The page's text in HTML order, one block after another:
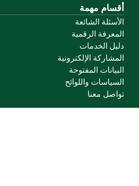
أقسام مهمة
الأسئلة الشائعة
المعرفة الرقمية
دليل الخدمات
المشاركة الإلكترونية
البيانات المفتوحة
السياسات واللوائح
تواصل معنا